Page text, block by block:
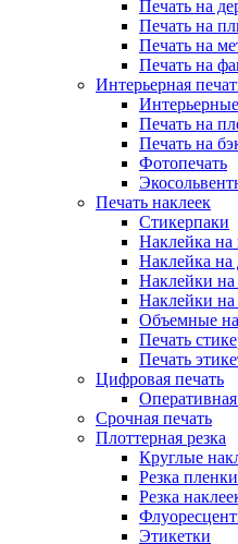
Печать на
Печать на
Печать на
Печать на
Интерьерная
Печать на
Печать на
Фотопечать
Печать наклеек
Стикерпаки
Наклейка на
Наклейка на
Наклейки на
Наклейки на
Объемные
Печать
Печать
Цифровая печать
Срочная печать
Плоттерная резка
Круглые
Резка пленки
Резка
Этикетки